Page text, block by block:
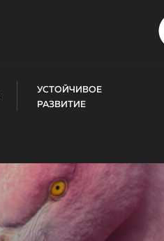
УСТОЙЧИВОЕ
РАЗВИТИЕ